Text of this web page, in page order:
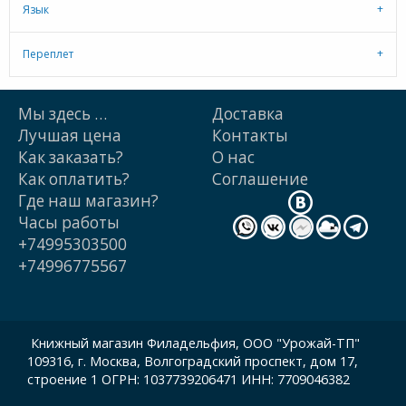
Язык
Переплет
Мы здесь …
Лучшая цена
Как заказать?
Как оплатить?
Доставка
Контакты
О нас
Cоглашение
Где наш магазин?
Часы работы
+74995303500
+74996775567
Книжный магазин Филадельфия, ООО "Урожай-ТП"
109316, г. Москва, Волгоградский проспект, дом 17,
строение 1 ОГРН: 1037739206471 ИНН: 7709046382